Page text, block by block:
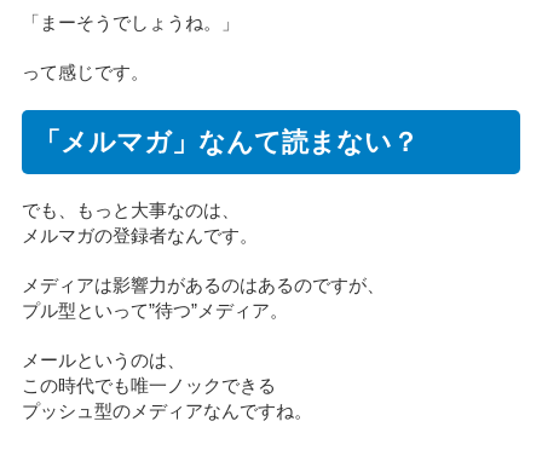
「まーそうでしょうね。」
って感じです。
「メルマガ」なんて読まない？
でも、もっと大事なのは、
メルマガの登録者なんです。
メディアは影響力があるのはあるのですが、
プル型といって”待つ”メディア。
メールというのは、
この時代でも唯一ノックできる
プッシュ型のメディアなんですね。